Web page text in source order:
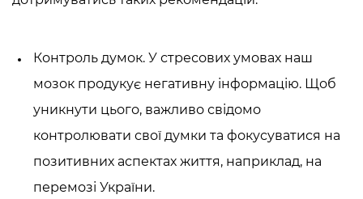
Контроль думок. У стресових умовах наш
мозок продукує негативну інформацію. Щоб
уникнути цього, важливо свідомо
контролювати свої думки та фокусуватися на
позитивних аспектах життя, наприклад, на
перемозі України.